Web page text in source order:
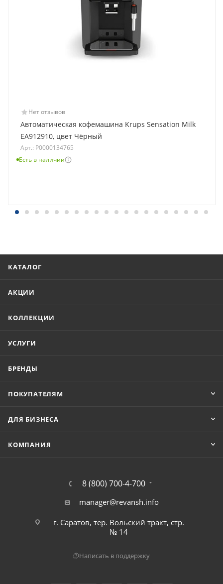
Нет отзывов
Автоматическая кофемашина Krups Sensation Milk
EA912910, цвет Чёрный
Арт.: Р0000134765
Есть в наличии
КАТАЛОГ
АКЦИИ
КОЛЛЕКЦИИ
УСЛУГИ
БРЕНДЫ
ПОКУПАТЕЛЯМ
ДЛЯ БИЗНЕСА
КОМПАНИЯ
8 (800) 700-4-700
manager@revansh.info
г. Саратов, тер. Вольский тракт, стр.
№ 14
Написать в поддержку